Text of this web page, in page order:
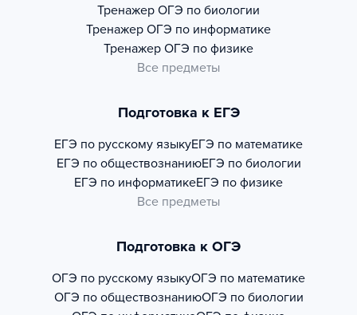
Тренажер ОГЭ по биологии
Тренажер ОГЭ по информатике
Тренажер ОГЭ по физике
Все предметы
Подготовка к ЕГЭ
ЕГЭ по русскому языкуЕГЭ по математике
ЕГЭ по обществознаниюЕГЭ по биологии
ЕГЭ по информатикеЕГЭ по физике
Все предметы
Подготовка к ОГЭ
ОГЭ по русскому языкуОГЭ по математике
ОГЭ по обществознаниюОГЭ по биологии